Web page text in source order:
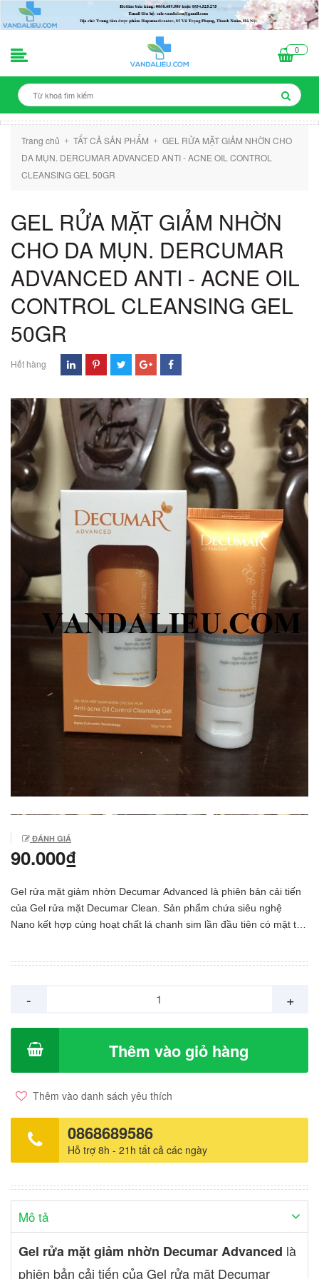
0
Trang chủ + TẤT CẢ SẢN PHẨM + GEL RỬA MẶT GIẢM NHỜN CHO
DA MỤN. DERCUMAR ADVANCED ANTI - ACNE OIL CONTROL
CLEANSING GEL 50GR
GEL RỬA MẶT GIẢM NHỜN
CHO DA MỤN. DERCUMAR
ADVANCED ANTI - ACNE OIL
CONTROL CLEANSING GEL
50GR
Hết hàng
ĐÁNH GIÁ
90.000₫
Gel rửa mặt giảm nhờn Decumar Advanced là phiên bản cải tiến
của Gel rửa mặt Decumar Clean. Sản phẩm chứa siêu nghệ
Nano kết hợp cùng hoạt chất lá chanh sim lần đầu tiên có mặt tại
hơn gấp 7.500 lần nghệ thường. Chiết xuất lá chanh sim: Kiểm
Chiết xuất lô hội: Tăng cường giữ ẩm, bảo vệ da Đối tượng sử
dụng Phù hợp mọi đối tượng đã, đang và sẽ gặp vấn đề về mụn,
tuổi trở lên Loại da phù hợp: Mọi loại da
- +
Thêm vào giỏ hàng
Thêm vào danh sách yêu thích
0868689586
Hỗ trợ 8h - 21h tất cả các ngày
Mô tả
Gel rửa mặt giảm nhờn Decumar Advanced là
phiên bản cải tiến của Gel rửa mặt Decumar